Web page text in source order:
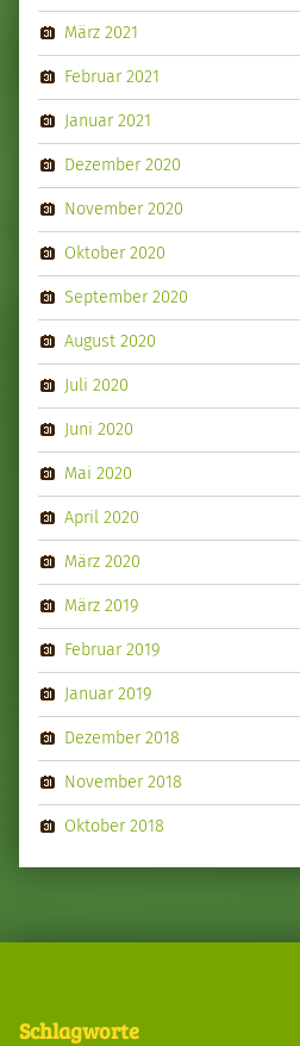
März 2021
Februar 2021
Januar 2021
Dezember 2020
November 2020
Oktober 2020
September 2020
August 2020
Juli 2020
Juni 2020
Mai 2020
April 2020
März 2020
März 2019
Februar 2019
Januar 2019
Dezember 2018
November 2018
Oktober 2018
Schlagworte